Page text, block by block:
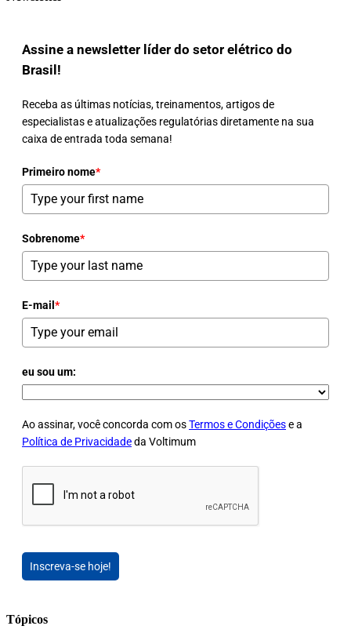
Assine a newsletter líder do setor elétrico do
Brasil!
Receba as últimas notícias, treinamentos, artigos de
especialistas e atualizações regulatórias diretamente na sua
caixa de entrada toda semana!
Primeiro nome*
Sobrenome*
E-mail *
eu sou um:
Ao assinar, você concorda com osTermos e Condiçõese a
Política de Privacidadeda Voltimum
Inscreva-se hoje!
Tópicos